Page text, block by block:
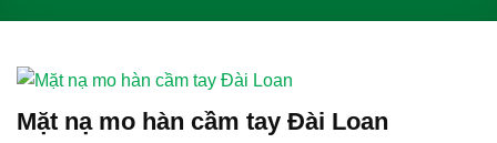
Mặt nạ mo hàn cầm tay Đài Loan